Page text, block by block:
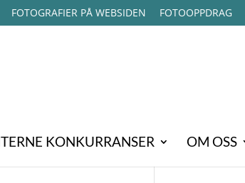
FOTOGRAFIER PÅ WEBSIDEN FOTOOPPDRAG
KONKURRANSER OM OSS